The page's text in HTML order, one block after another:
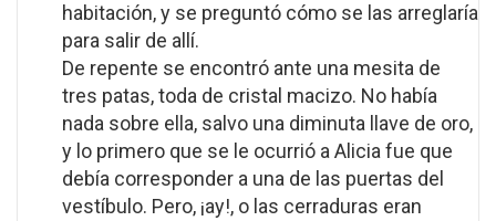
habitación, y se preguntó cómo se las arreglaría
para salir de allí.
De repente se encontró ante una mesita de
tres patas, toda de cristal macizo. No había
nada sobre ella, salvo una diminuta llave de oro,
y lo primero que se le ocurrió a Alicia fue que
debía corresponder a una de las puertas del
vestíbulo. Pero, ¡ay!, o las cerraduras eran